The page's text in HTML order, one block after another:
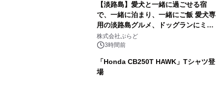
【淡路島】愛犬と一緒に過ごせる宿
で、一緒に泊まり、一緒にご飯 愛犬専
用の淡路島グルメ、ドッグランにミニ
プール グランピングとトレーラーハウ
スの2施設で
株式会社ぷらど
3時間前
「Honda CB250T HAWK」Tシャツ登
場